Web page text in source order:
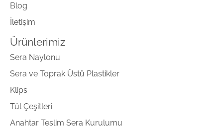
Blog
İletişim
Ürünlerimiz
Sera Naylonu
Sera ve Toprak Üstü Plastikler
Klips
Tül Çeşitleri
Anahtar Teslim Sera Kurulumu